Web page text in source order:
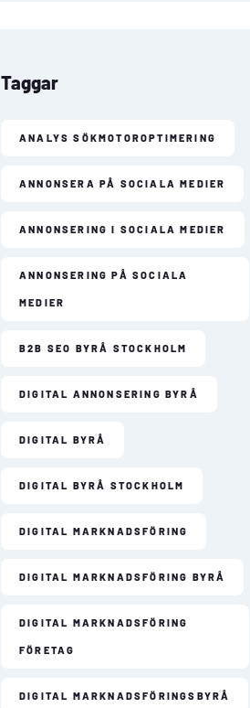
Taggar
ANALYS SÖKMOTOROPTIMERING
ANNONSERA PÅ SOCIALA MEDIER
ANNONSERING I SOCIALA MEDIER
ANNONSERING PÅ SOCIALA
MEDIER
B2B SEO BYRÅ STOCKHOLM
DIGITAL ANNONSERING BYRÅ
DIGITAL BYRÅ
DIGITAL BYRÅ STOCKHOLM
DIGITAL MARKNADSFÖRING
DIGITAL MARKNADSFÖRING BYRÅ
DIGITAL MARKNADSFÖRING
FÖRETAG
DIGITAL MARKNADSFÖRINGSBYRÅ